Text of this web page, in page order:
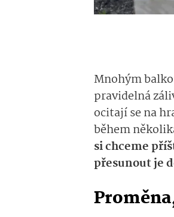
Mnohým
pravidelná
ocitají se na
během
si chceme
přesunout je